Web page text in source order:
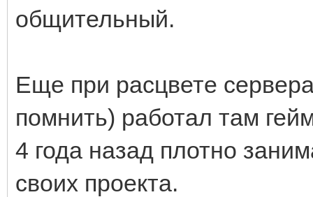
общительный.
Еще при расцвете
помнить) работал там
4 года назад плотно
своих проекта.